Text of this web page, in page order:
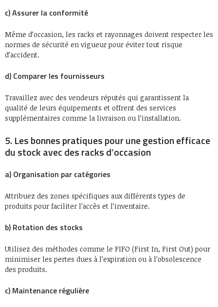
c) Assurer la conformité
Même d’occasion, les racks et rayonnages doivent respecter les
normes de sécurité en vigueur pour éviter tout risque
d’accident.
d) Comparer les fournisseurs
Travaillez avec des vendeurs réputés qui garantissent la
qualité de leurs équipements et offrent des services
supplémentaires comme la livraison ou l’installation.
5. Les bonnes pratiques pour une gestion efficace
du stock avec des racks d’occasion
a) Organisation par catégories
Attribuez des zones spécifiques aux différents types de
produits pour faciliter l’accès et l’inventaire.
b) Rotation des stocks
Utilisez des méthodes comme le FIFO (First In, First Out) pour
minimiser les pertes dues à l’expiration ou à l’obsolescence
des produits.
c) Maintenance régulière